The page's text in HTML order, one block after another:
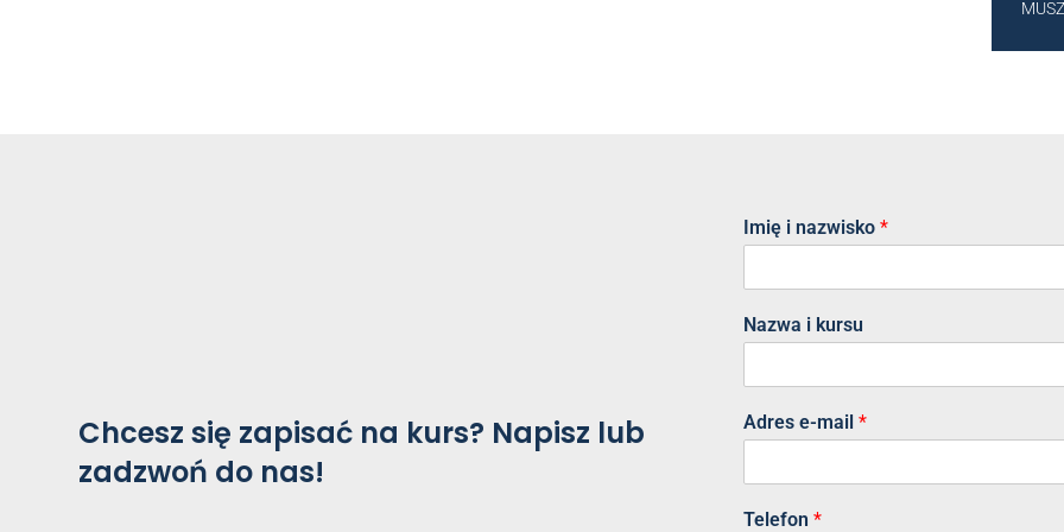
Chcesz się zapisać na kurs? Napisz lub
zadzwoń do nas!
Imię i nazwisko *
Nazwa i kursu
Adres e-mail *
Telefon *